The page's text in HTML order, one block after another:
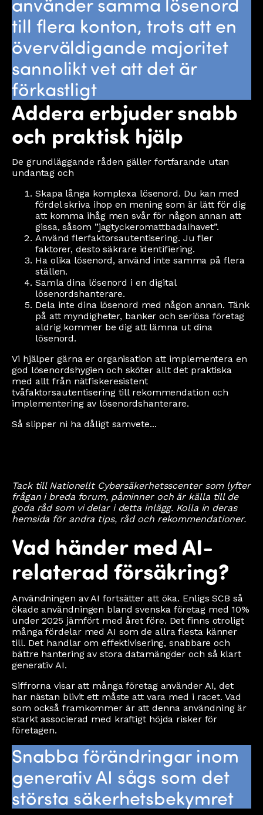
till flera konton, trots att en
överväldigande majoritet
sannolikt vet att det är
förkastligt
Addera erbjuder snabb
och praktisk hjälp
De grundläggande råden gäller fortfarande utan
undantag och
Skapa långa komplexa lösenord. Du kan med
fördel skriva ihop en mening som är lätt för dig
att komma ihåg men svår för någon annan att
gissa, såsom ”jagtyckeromattbadaihavet”.
Använd flerfaktorsautentisering. Ju fler
faktorer, desto säkrare identifiering.
Ha olika lösenord, använd inte samma på flera
ställen.
Samla dina lösenord i en digital
lösenordshanterare.
Dela inte dina lösenord med någon annan. Tänk
på att myndigheter, banker och seriösa företag
aldrig kommer be dig att lämna ut dina
lösenord.
Vi hjälper gärna er organisation att implementera en
god lösenordshygien och sköter allt det praktiska
med allt från nätfiskeresistent
tvåfaktorsautentisering till rekommendation och
implementering av lösenordshanterare.
Så slipper ni ha dåligt samvete...
Tack till Nationellt Cybersäkerhetsscenter som lyfter
frågan i breda forum, påminner och är källa till de
goda råd som vi delar i detta inlägg. Kolla in deras
hemsida för andra tips, råd och rekommendationer.
Vad händer med AI-
relaterad försäkring?
Användningen av AI fortsätter att öka. Enligs SCB så
ökade användningen bland svenska företag med 10%
under 2025 jämfört med året före. Det finns otroligt
många fördelar med AI som de allra flesta känner
till. Det handlar om effektivisering, snabbare och
bättre hantering av stora datamängder och så klart
generativ AI.
Siffrorna visar att många företag använder AI, det
har nästan blivit ett måste att vara med i racet. Vad
som också framkommer är att denna användning är
starkt associerad med kraftigt höjda risker för
företagen.
Snabba förändringar inom
generativ AI sågs som det
största säkerhetsbekymret